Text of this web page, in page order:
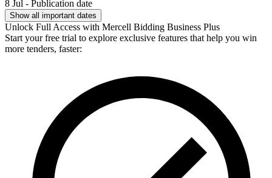
8 Jul - Publication date
Show all important dates
Unlock Full Access with Mercell Bidding Business Plus
Start your free trial to explore exclusive features that help you win
more tenders, faster: